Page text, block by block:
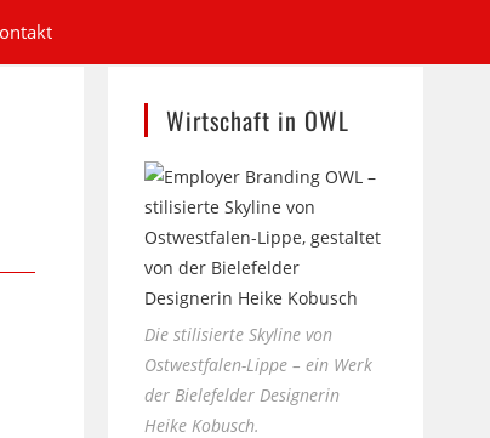
Wirtschaft in OWL
Die stilisierte Skyline von
Ostwestfalen-Lippe – ein Werk
der Bielefelder Designerin
Heike Kobusch.